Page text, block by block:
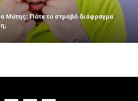
Μύτης: Πότε το στραβό διάφραγμα